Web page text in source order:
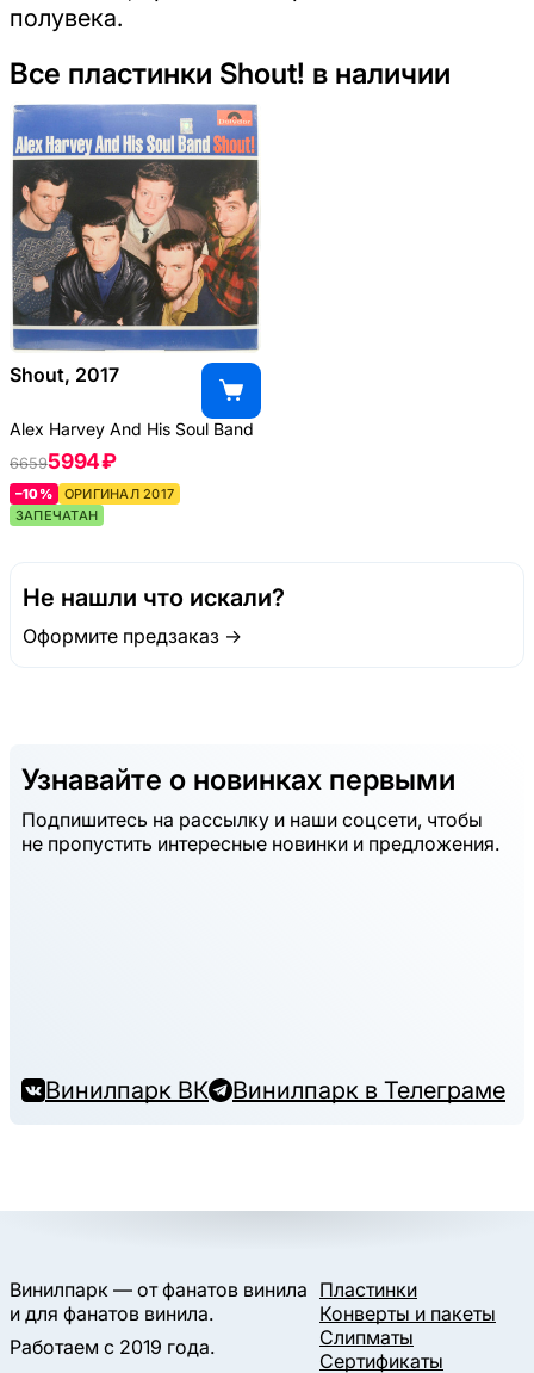
полувека.
Все пластинки Shout! в наличии
Shout, 2017
Alex Harvey And His Soul Band
66595994 ₽
–10%
ОРИГИНАЛ 2017
ЗАПЕЧАТАН
Не нашли что искали?
Оформите предзаказ →
Узнавайте о новинках первыми
Подпишитесь на рассылку и наши соцсети, чтобы
не пропустить интересные новинки и предложения.
Винилпарк ВК Винилпарк в Телеграме
Винилпарк — от фанатов винила
и для фанатов винила.
Работаем с 2019 года.
Пластинки
Конверты и пакеты
Слипматы
Сертификаты